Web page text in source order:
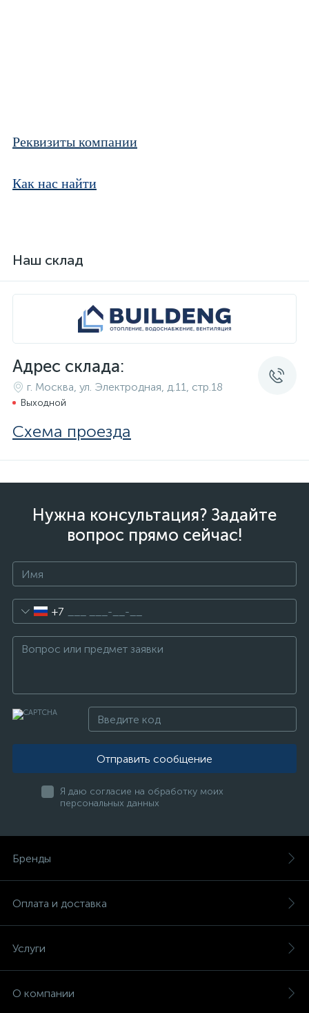
Реквизиты компании
Как нас найти
Наш склад
Адрес склада:
г. Москва, ул. Электродная, д.11, стр.18
Выходной
Схема проезда
Нужна консультация? Задайте
вопрос прямо сейчас!
+7
Отправить сообщение
Я даю согласие на обработку моих
персональных данных
Бренды
Оплата и доставка
Услуги
О компании